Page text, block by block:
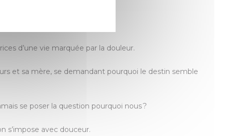
d’une vie marquée par la douleur.
et sa mère, se demandant pourquoi le destin semble
se poser la question pourquoi nous ?
s’impose avec douceur.